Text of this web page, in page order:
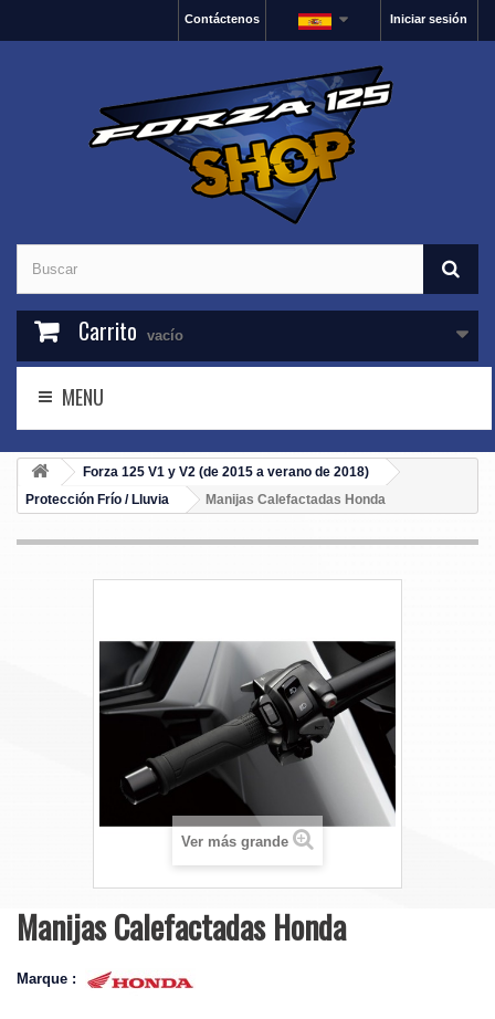
Iniciar sesión
Contáctenos
Carrito vacío
MENU
Forza 125 V1 y V2 (de 2015 a verano de 2018)
Protección Frío / Lluvia
Manijas Calefactadas Honda
Ver más grande
Manijas Calefactadas Honda
Marque :